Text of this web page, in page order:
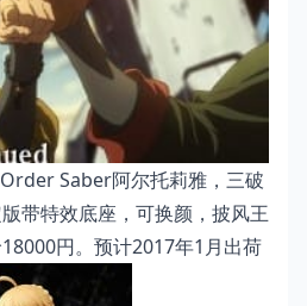
Saber阿尔托莉雅，三破
带特效底座，可换颜，披风王
円。预计2017年1月出荷